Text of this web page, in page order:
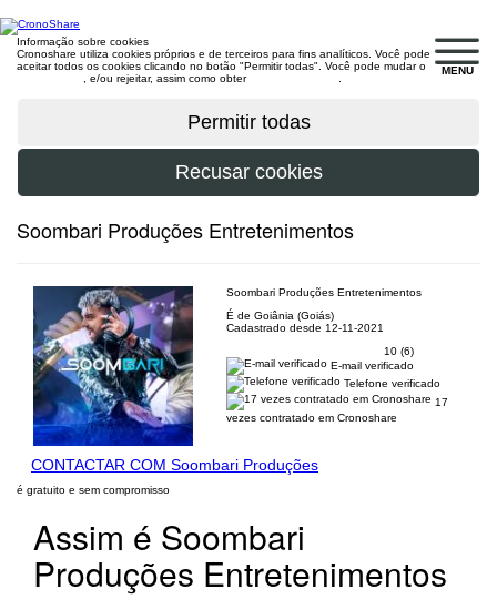
MENU
Informação sobre cookies
Cronoshare utiliza cookies próprios e de terceiros para fins analíticos. Você pode
aceitar todos os cookies clicando no botão "Permitir todas". Você pode mudar o
, e/ou rejeitar, assim como obter
Soombari Produções Entretenimentos
Soombari Produções Entretenimentos
É de Goiânia (Goiás)
Cadastrado desde 12-11-2021
10 (6)
E-mail verificado
Telefone verificado
17
vezes contratado em Cronoshare
CONTACTAR COM Soombari Produções
é gratuito e sem compromisso
Assim é Soombari
Produções Entretenimentos